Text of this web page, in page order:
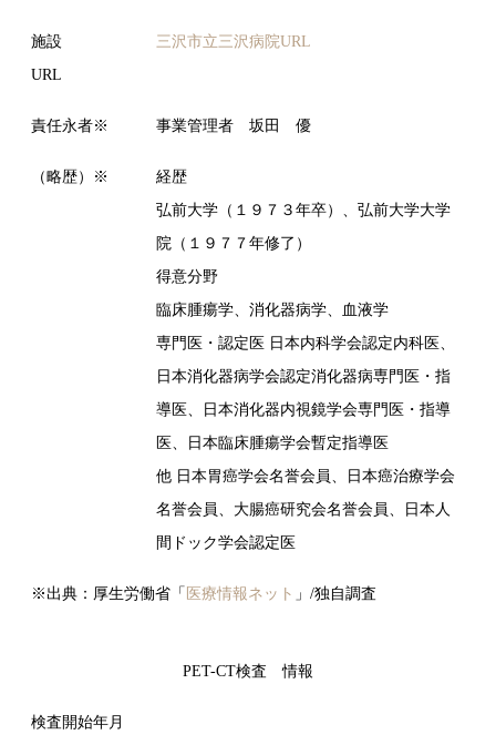
施設
URL
三沢市立三沢病院URL
責任永者※ 事業管理者 坂田 優
（略歴）※
経歴
弘前大学（１９７３年卒）、弘前大学大学
院（１９７７年修了）
得意分野
臨床腫瘍学、消化器病学、血液学
専門医・認定医 日本内科学会認定内科医、
日本消化器病学会認定消化器病専門医・指
導医、日本消化器内視鏡学会専門医・指導
医、日本臨床腫瘍学会暫定指導医
他 日本胃癌学会名誉会員、日本癌治療学会
名誉会員、大腸癌研究会名誉会員、日本人
間ドック学会認定医
※出典：厚生労働省「 医療情報ネット 」/独自調査
PET-CT検査 情報
検査開始年月